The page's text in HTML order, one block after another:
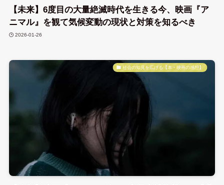
【未来】6度目の大量絶滅時代を生きる今、映画『ア
ニマル』を観て気候変動の現状と対策を知るべき
2026-01-26
社会の知見を広げる【本・映画の感想】